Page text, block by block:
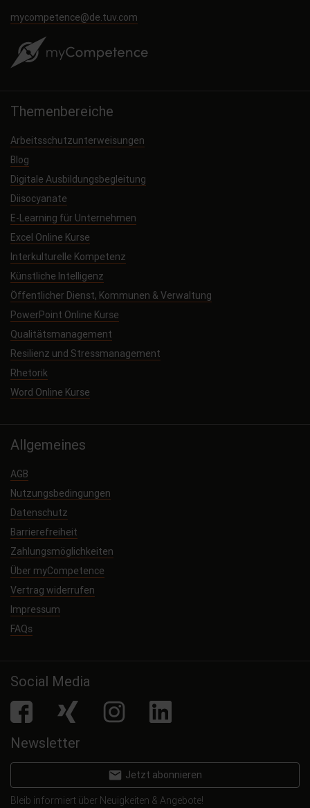
mycompetence@de.tuv.com
Themenbereiche
Arbeitsschutzunterweisungen
Blog
Digitale Ausbildungsbegleitung
Diisocyanate
E-Learning für Unternehmen
Excel Online Kurse
Interkulturelle Kompetenz
Künstliche Intelligenz
Öffentlicher Dienst, Kommunen & Verwaltung
PowerPoint Online Kurse
Qualitätsmanagement
Resilienz und Stressmanagement
Rhetorik
Word Online Kurse
Allgemeines
AGB
Nutzungsbedingungen
Datenschutz
Barrierefreiheit
Zahlungsmöglichkeiten
Über myCompetence
Vertrag widerrufen
Impressum
FAQs
Social Media
facebook Xing Instagram LinkedIn
Newsletter
email Jetzt abonnieren
Bleib informiert über Neuigkeiten & Angebote!